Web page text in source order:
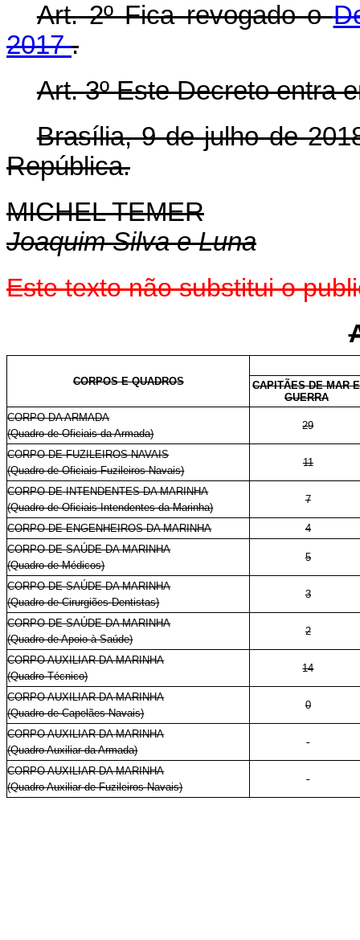
Art. 2º Fica revogado o
2017.
Art. 3º Este Decreto entra
Brasília, 9 de julho de
República.
MICHEL TEMER
Joaquim Silva e Luna
Este texto não substitui o
CORPOS E QUADROS
CAPITÃES DE MAR E
GUERRA
CORPO DA ARMADA
(Quadro de Oficiais da Armada)
29
CORPO DE FUZILEIROS NAVAIS
(Quadro de Oficiais Fuzileiros Navais)
11
CORPO DE INTENDENTES DA MARINHA
(Quadro de Oficiais Intendentes da Marinha)
7
CORPO DE ENGENHEIROS DA MARINHA
4
CORPO DE SAÚDE DA MARINHA
(Quadro de Médicos)
5
CORPO DE SAÚDE DA MARINHA
(Quadro de Cirurgiões-Dentistas)
3
CORPO DE SAÚDE DA MARINHA
(Quadro de Apoio à Saúde)
2
CORPO AUXILIAR DA MARINHA
(Quadro Técnico)
14
CORPO AUXILIAR DA MARINHA
(Quadro de Capelães Navais)
0
CORPO AUXILIAR DA MARINHA
(Quadro Auxiliar da Armada)
-
CORPO AUXILIAR DA MARINHA
(Quadro Auxiliar de Fuzileiros Navais)
-